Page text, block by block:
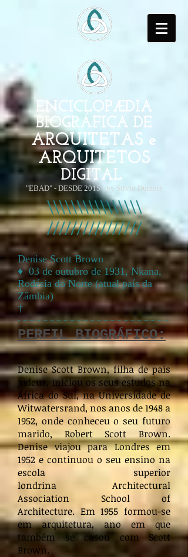
ENCICLOPÆDIA
BIOGRÁFICA DE
ARQUITETAS e
ARQUITETOS
DIGITAL
"EBAD" - DESDE 2015 - by Silvio Durante
Denise Scott Brown
♦ 03 de outubro de 1931, Nkana,
Rodésia do Norte (atual país da
Zâmbia)
†
PERFIL BIOGRÁFICO:
Denise Scott Brown, filha de pais
judeus, iniciou os seus estudos na
África do Sul, na Universidade de
Witwatersrand, nos anos de 1948 a
1952, onde conheceu o seu futuro
marido, Robert Scott Brown.
Denise viajou para Londres em
1952 e continuou o seu ensino na
escola superior
londrina Architectural
Association School of
Architecture. Em 1955 formou-se
em arquitetura, ano em que
também se casou com Scott
Brown.